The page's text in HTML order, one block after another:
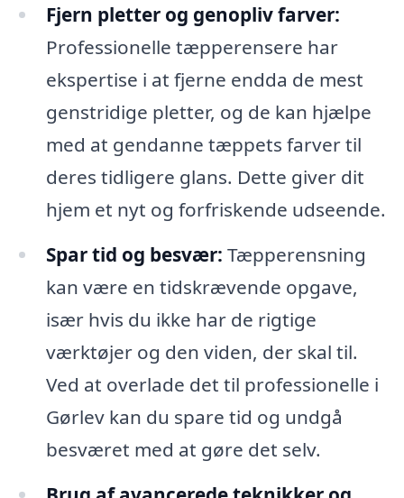
Fjern pletter og genopliv farver:
Professionelle tæpperensere har
ekspertise i at fjerne endda de mest
genstridige pletter, og de kan hjælpe
med at gendanne tæppets farver til
deres tidligere glans. Dette giver dit
hjem et nyt og forfriskende udseende.
Spar tid og besvær: Tæpperensning
kan være en tidskrævende opgave,
især hvis du ikke har de rigtige
værktøjer og den viden, der skal til.
Ved at overlade det til professionelle i
Gørlev kan du spare tid og undgå
besværet med at gøre det selv.